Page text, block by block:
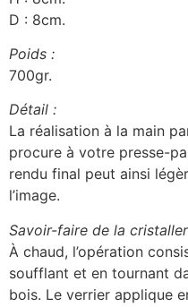
D : 8cm.
Poids :
700gr.
Détail :
La réalisation à la main
procure à votre presse-
rendu final peut ainsi
l’image.
Savoir-faire de la
À chaud, l’opération
soufflant et en tournant
bois. Le verrier applique